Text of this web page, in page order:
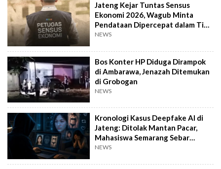
Jateng Kejar Tuntas Sensus
Ekonomi 2026, Wagub Minta
Pendataan Dipercepat dalam Tiga
Pekan
NEWS
Bos Konter HP Diduga Dirampok
di Ambarawa, Jenazah Ditemukan
di Grobogan
NEWS
Kronologi Kasus Deepfake AI di
Jateng: Ditolak Mantan Pacar,
Mahasiswa Semarang Sebar
Konten Porno
NEWS